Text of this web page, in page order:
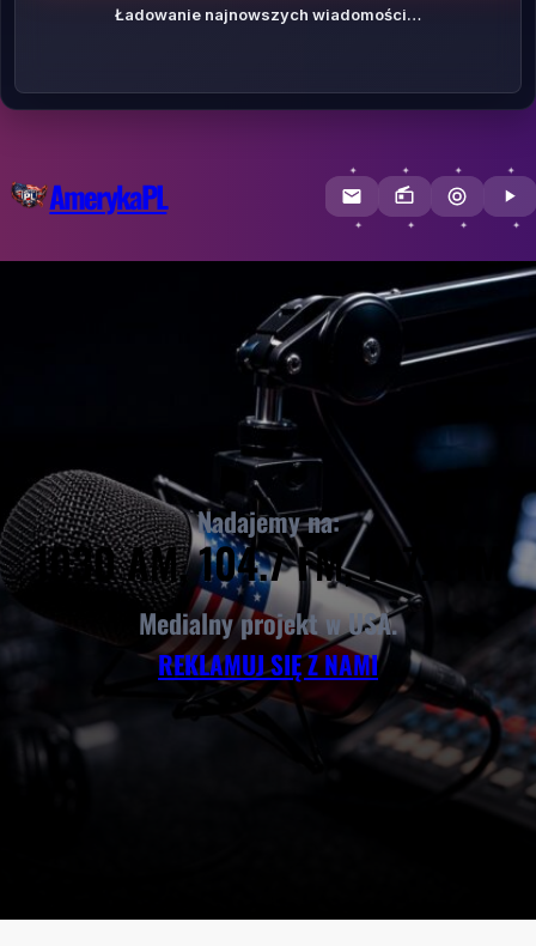
Ładowanie najnowszych wiadomości…
AmerykaPL
Nadajemy na:
1030 AM, 104.7 FM, 107.1 FM
Medialny projekt w USA.
REKLAMUJ SIĘ Z NAMI